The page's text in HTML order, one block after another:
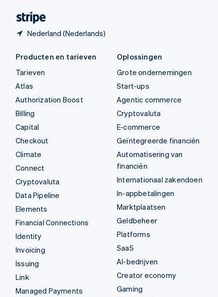
Nederland (Nederlands)
Producten en tarieven
Tarieven
Atlas
Authorization Boost
Billing
Capital
Checkout
Climate
Connect
Cryptovaluta
Data Pipeline
Elements
Financial Connections
Identity
Invoicing
Issuing
Link
Managed Payments
Oplossingen
Grote ondernemingen
Start-ups
Agentic commerce
Cryptovaluta
E-commerce
Geïntegreerde financiën
Automatisering van
financiën
Internationaal zakendoen
In-appbetalingen
Marktplaatsen
Geldbeheer
Platforms
SaaS
AI-bedrijven
Creator economy
Gaming